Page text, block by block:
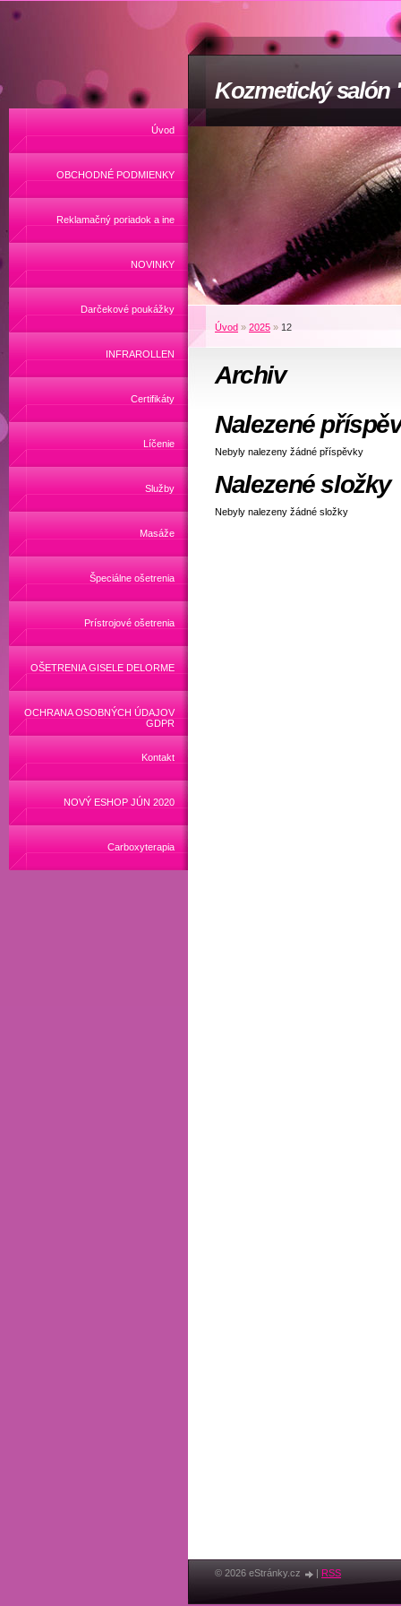
Kozmetický salón
Úvod
OBCHODNÉ PODMIENKY
Reklamačný poriadok a ine
NOVINKY
Darčekové poukážky
INFRAROLLEN
Certifikáty
Líčenie
Služby
Masáže
Špeciálne ošetrenia
Prístrojové ošetrenia
OŠETRENIA GISELE DELORME
OCHRANA OSOBNÝCH ÚDAJOV
GDPR
Kontakt
NOVÝ ESHOP JÚN 2020
Carboxyterapia
Úvod » 2025 » 12
Archiv
Nalezené
Nebyly nalezeny žádné příspěvky
Nalezené složky
Nebyly nalezeny žádné složky
© 2026 eStránky.cz RSS